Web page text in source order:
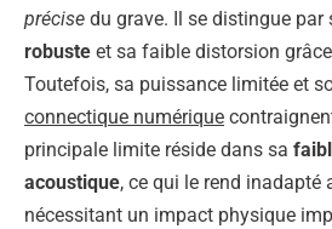
précise du grave. Il se distingue par
robuste et sa faible distorsion
Toutefois, sa puissance limitée et
connectique numérique
principale limite réside dans sa
acoustique, ce qui le rend inadapté
nécessitant un impact physique